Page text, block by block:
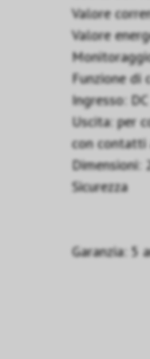
Valore
Valore
Funzione di
Ingresso:
Uscita: per
con contatti
Dimensioni:
Sicurezza
Garanzia: 5